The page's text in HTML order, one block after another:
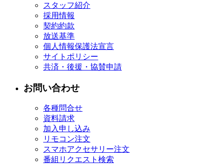
スタッフ紹介
採用情報
契約約款
放送基準
個人情報保護法宣言
サイトポリシー
共済・後援・協賛申請
お問い合わせ
各種問合せ
資料請求
加入申し込み
リモコン注文
スマホアクセサリー注文
番組リクエスト検索